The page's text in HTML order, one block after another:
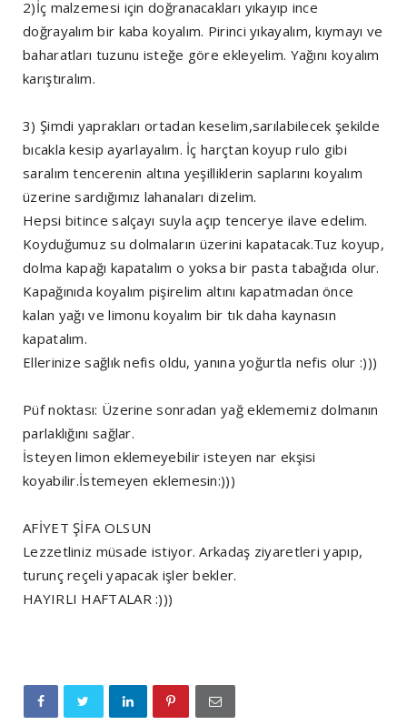
2)İç malzemesi için doğranacakları yıkayıp ince
doğrayalım bir kaba koyalım. Pirinci yıkayalım, kıymayı ve
baharatları tuzunu isteğe göre ekleyelim. Yağını koyalım
karıştıralım.
3) Şimdi yaprakları ortadan keselim,sarılabilecek şekilde
bıcakla kesip ayarlayalım. İç harçtan koyup rulo gibi
saralım tencerenin altına yeşilliklerin saplarını koyalım
üzerine sardığımız lahanaları dizelim.
Hepsi bitince salçayı suyla açıp tencerye ilave edelim.
Koyduğumuz su dolmaların üzerini kapatacak.Tuz koyup,
dolma kapağı kapatalım o yoksa bir pasta tabağıda olur.
Kapağınıda koyalım pişirelim altını kapatmadan önce
kalan yağı ve limonu koyalım bir tık daha kaynasın
kapatalım.
Ellerinize sağlık nefis oldu, yanına yoğurtla nefis olur :)))
Püf noktası: Üzerine sonradan yağ eklememiz dolmanın
parlaklığını sağlar.
İsteyen limon eklemeyebilir isteyen nar ekşisi
koyabilir.İstemeyen eklemesin:)))
AFİYET ŞİFA OLSUN
Lezzetliniz müsade istiyor. Arkadaş ziyaretleri yapıp,
turunç reçeli yapacak işler bekler.
HAYIRLI HAFTALAR :)))